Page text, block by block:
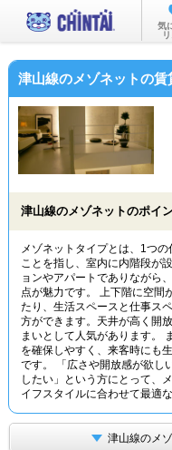
気
津山線のメゾネットの
津山線のメゾネットのポイ
メゾネットタイプとは、1つ
ことを指し、室内に内階段が
ョンやアパートでありながら
点が魅力です。 上下階に空間
たり、生活スペースと仕事ス
方ができます。天井が高く開
まいとして人気があります。
を確保しやすく、来客時にも
です。 「広さや開放感が欲し
したい」という方にとって、
イフスタイルに合わせて最適
津山線のメ